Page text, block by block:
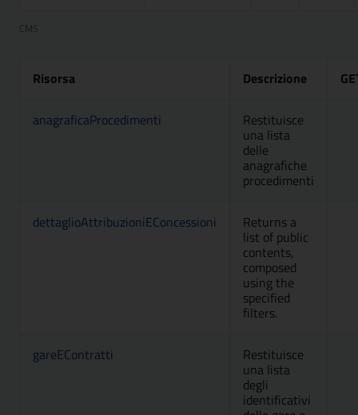
CMS
Risorsa Descrizione
anagraficaProcedimenti Restituisce
una lista
delle
anagrafiche
procedimenti
dettaglioAttribuzioniEConcessioni Returns a
list of public
contents,
composed
using the
specified
filters.
gareEContratti Restituisce
una lista
degli
identificativi